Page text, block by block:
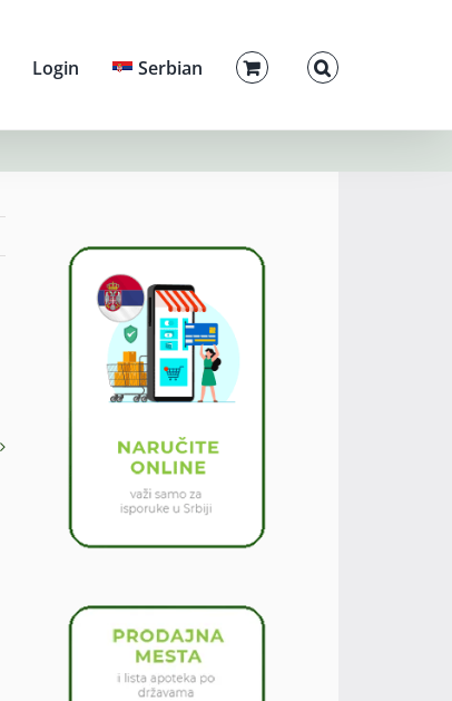
Login Serbian